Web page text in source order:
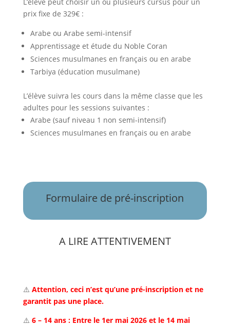
L’élève peut choisir un ou plusieurs cursus pour un
prix fixe de 329€ :
Arabe ou Arabe semi-intensif
Apprentissage et étude du Noble Coran
Sciences musulmanes en français ou en arabe
Tarbiya (éducation musulmane)
L’élève suivra les cours dans la même classe que les
adultes pour les sessions suivantes :
Arabe (sauf niveau 1 non semi-intensif)
Sciences musulmanes en français ou en arabe
Formulaire de pré-inscription
A LIRE ATTENTIVEMENT
⚠️ Attention, ceci n’est qu’une pré-inscription et ne
garantit pas une place.
⚠️ 6 – 14 ans : Entre le 1er mai 2026 et le 14 mai